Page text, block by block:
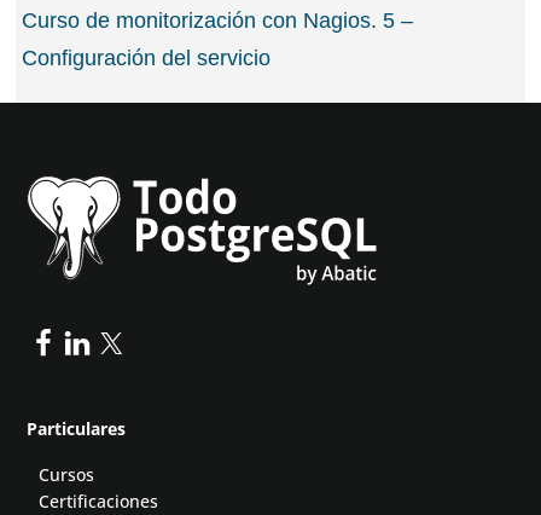
Curso de monitorización con Nagios. 5 –
Configuración del servicio
Particulares
Cursos
Certificaciones